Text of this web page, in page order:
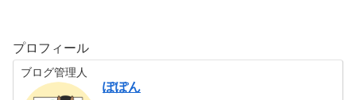
プロフィール
ブログ管理人
ぽぽん